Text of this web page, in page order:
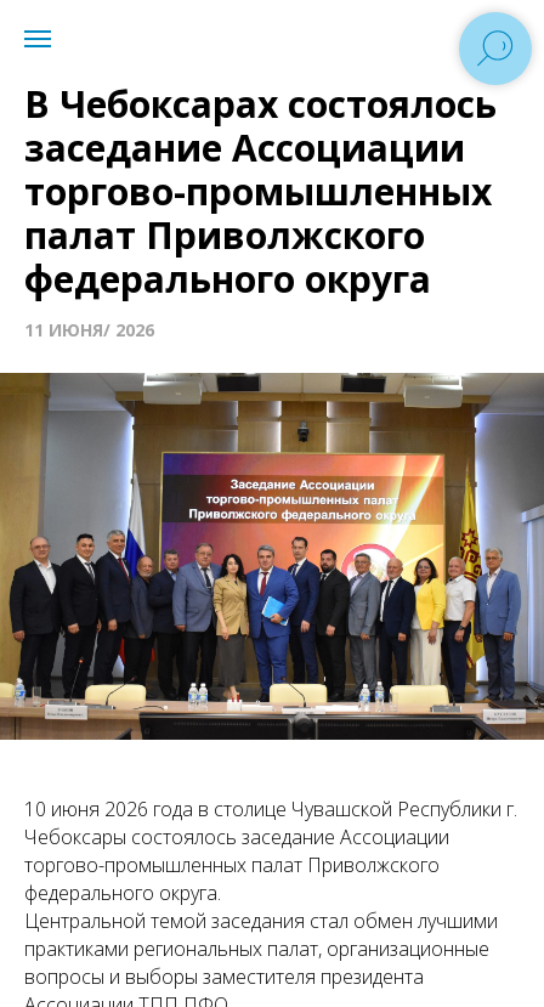
В Чебоксарах состоялось
заседание Ассоциации
торгово-промышленных
палат Приволжского
федерального округа
11 ИЮНЯ/ 2026
10 июня 2026 года в столице Чувашской Республики г.
Чебоксары состоялось заседание Ассоциации
торгово-промышленных палат Приволжского
федерального округа.
Центральной темой заседания стал обмен лучшими
практиками региональных палат, организационные
вопросы и выборы заместителя президента